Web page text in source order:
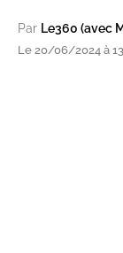
Par Le360 (avec
Le 20/06/2024 à